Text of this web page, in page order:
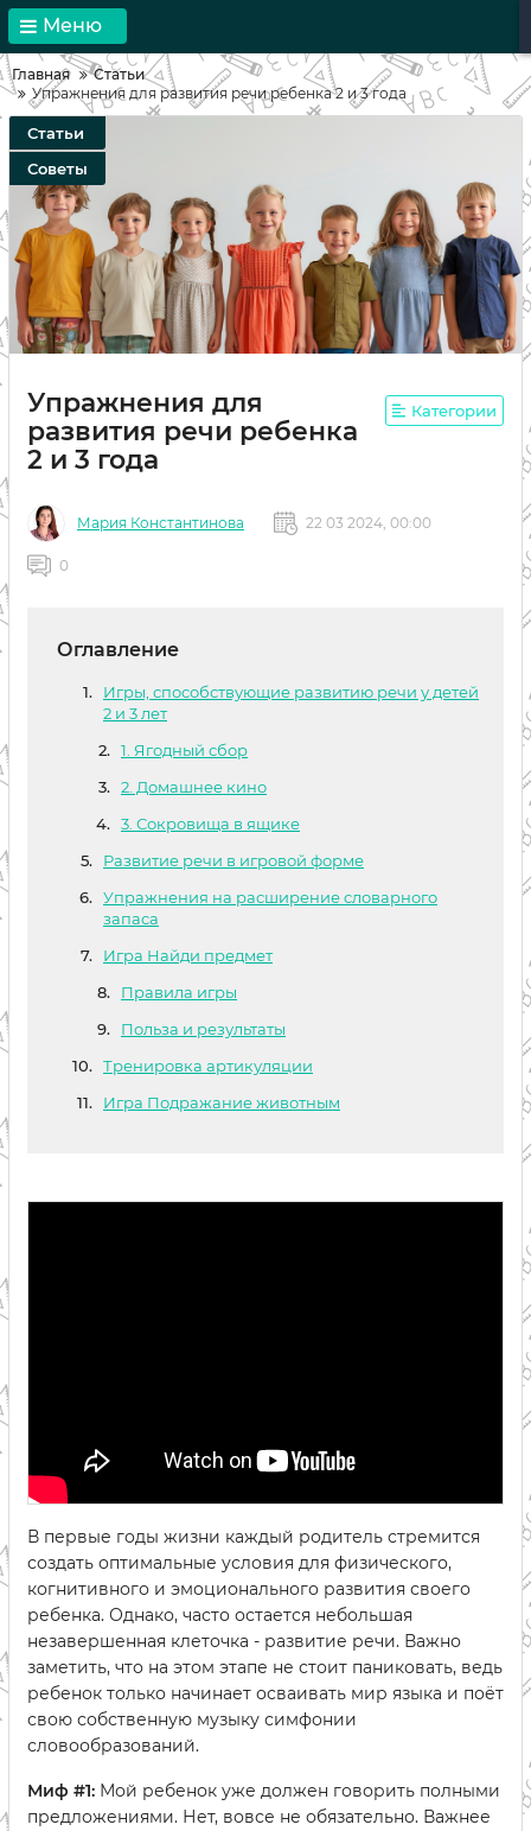
Меню
Главная
Статьи
Упражнения для развития речи ребенка 2 и 3 года
Статьи
Советы
Упражнения для
развития речи ребенка
2 и 3 года
Категории
Мария Константинова 22 03 2024, 00:00
0
Оглавление
Игры, способствующие развитию речи у детей
2 и 3 лет
1. Ягодный сбор
2. Домашнее кино
3. Сокровища в ящике
Развитие речи в игровой форме
Упражнения на расширение словарного
запаса
Игра Найди предмет
Правила игры
Польза и результаты
Тренировка артикуляции
Игра Подражание животным
В первые годы жизни каждый родитель стремится
создать оптимальные условия для физического,
когнитивного и эмоционального развития своего
ребенка. Однако, часто остается небольшая
незавершенная клеточка - развитие речи. Важно
заметить, что на этом этапе не стоит паниковать, ведь
ребенок только начинает осваивать мир языка и поёт
свою собственную музыку симфонии
словообразований.
Миф #1: Мой ребенок уже должен говорить полными
предложениями. Нет, вовсе не обязательно. Важнее